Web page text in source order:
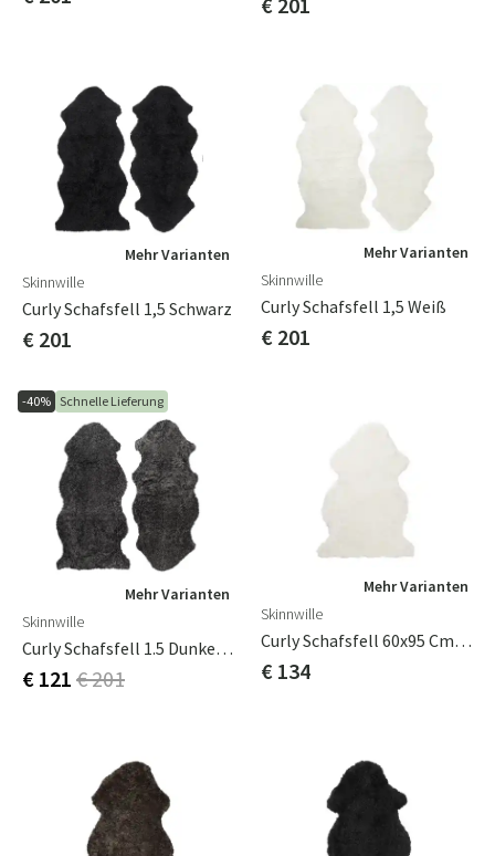
Mehr Varianten
Skinnwille
Curly Schafsfell 1,5 Schwarz
€ 201
Mehr Varianten
Skinnwille
Curly Schafsfell 1,5 Weiß
€ 201
-40% Schnelle Lieferung
Mehr Varianten
Skinnwille
Curly Schafsfell 1.5 Dunkelgrau
€ 121 € 201
Mehr Varianten
Skinnwille
Curly Schafsfell 60x95 Cm Weiß
€ 134